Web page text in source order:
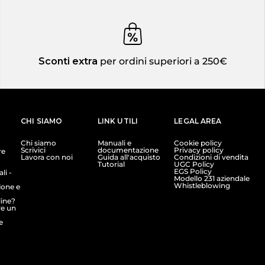
Sconti extra per ordini superiori a 250€
-
e
un
CHI SIAMO
Chi siamo
Scrivici
Lavora con noi
LINK UTILI
Manuali e
documentazione
Guida all'acquisto
Tutorial
LEGAL AREA
Cookie policy
Privacy policy
Condizioni di vendita
UGC Policy
EGS Policy
Modello 231 aziendale
Whistleblowing